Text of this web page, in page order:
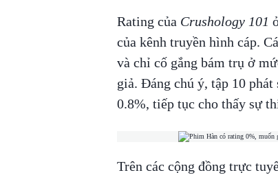
Rating của Crushology 101
của kênh truyền hình cáp.
và chỉ cố gắng bám trụ ở
giả. Đáng chú ý, tập 10
0.8%, tiếp tục cho thấy sự
Trên các cộng đồng trực